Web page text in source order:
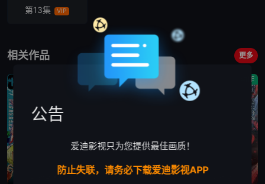
第13集 VIP
相关作品 更多
更新至第1172集
剧情
已完结
动作
公告
爱迪影视只为您提供最佳画质！
防止失联，请务必下载爱迪影视APP